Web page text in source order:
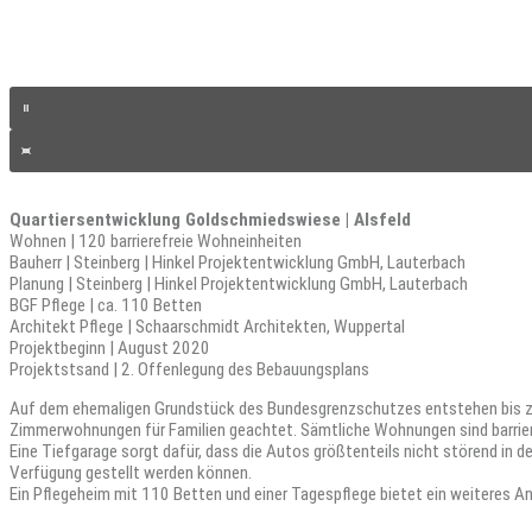
Quartiersentwicklung Goldschmiedswiese | Alsfeld
Wohnen | 120 barrierefreie Wohneinheiten
Bauherr | Steinberg | Hinkel Projektentwicklung GmbH, Lauterbach
Planung | Steinberg | Hinkel Projektentwicklung GmbH, Lauterbach
BGF Pflege | ca. 110 Betten
Architekt Pflege | Schaarschmidt Architekten, Wuppertal
Projektbeginn | August 2020
Projektstsand | 2. Offenlegung des Bebauungsplans
Auf dem ehemaligen Grundstück des Bundesgrenzschutzes entstehen
Zimmerwohnungen für Familien geachtet. Sämtliche Wohnungen sind
Eine Tiefgarage sorgt dafür, dass die Autos größtenteils nicht störend in
Verfügung gestellt werden können.
Ein Pflegeheim mit 110 Betten und einer Tagespflege bietet ein weiteres